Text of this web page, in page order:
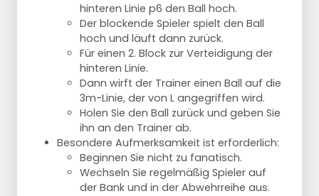
hinteren Linie p6 den Ball hoch.
Der blockende Spieler spielt den Ball
hoch und läuft dann zurück.
Für einen 2. Block zur Verteidigung der
hinteren Linie.
Dann wirft der Trainer einen Ball auf die
3m-Linie, der von L angegriffen wird.
Holen Sie den Ball zurück und geben Sie
ihn an den Trainer ab.
Besondere Aufmerksamkeit ist erforderlich:
Beginnen Sie nicht zu fanatisch.
Wechseln Sie regelmäßig Spieler auf
der Bank und in der Abwehrreihe aus.